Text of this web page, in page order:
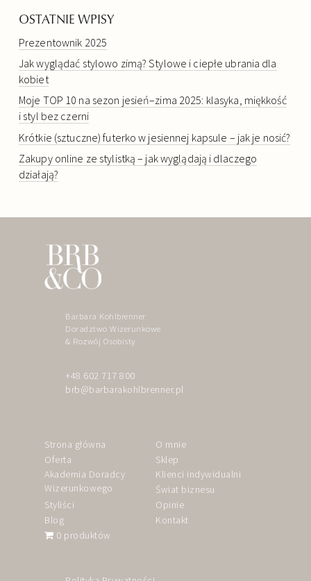
OSTATNIE WPISY
Prezentownik 2025
Jak wyglądać stylowo zimą? Stylowe i ciepłe ubrania dla
kobiet
Moje TOP 10 na sezon jesień–zima 2025: klasyka, miękkość
i styl bez czerni
Krótkie (sztuczne) futerko w jesiennej kapsule – jak je nosić?
Zakupy online ze stylistką – jak wyglądają i dlaczego
działają?
Barbara Kohlbrenner
Doradztwo Wizerunkowe
& Rozwój Osobisty
+48 602 717 800
brb@barbarakohlbrenner.pl
Strona główna
O mnie
Oferta
Sklep
Akademia Doradcy
Wizerunkowego
Klienci indywidualni
Świat biznesu
Styliści
Opinie
Blog
Kontakt
0 produktów